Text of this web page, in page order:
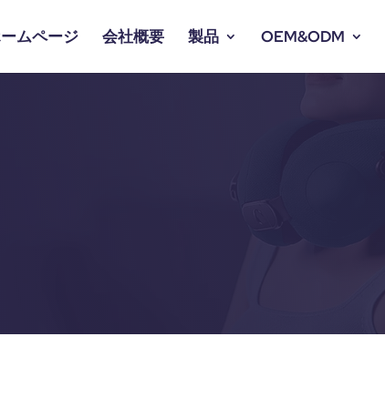
ムページ 会社概要 製品 OEM&ODM